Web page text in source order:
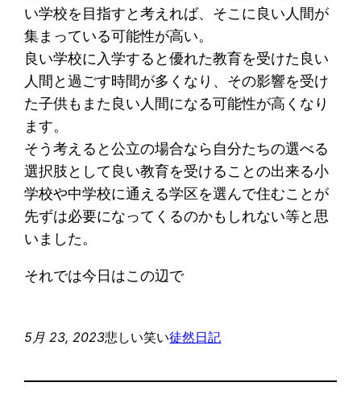
い学校を目指すと考えれば、そこに良い人間が
集まっている可能性が高い。
良い学校に入学すると優れた教育を受けた良い
人間と過ごす時間が多くなり、その影響を受け
た子供もまた良い人間になる可能性が高くなり
ます。
そう考えると公立の場合なら自分たちの選べる
選択肢として良い教育を受けることの出来る小
学校や中学校に通える学区を選んで住むことが
先ずは必要になってくるのかもしれない等と思
いました。
それでは今日はこの辺で
5月 23, 2023悲しい笑い徒然日記